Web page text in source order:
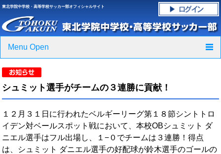
東北学院中学校・高等学校サッカー部オフィシャルサイト
Menu Open
ニュース
クラブ紹介・進路実績
スケジュール
シュミット選手がチームの３連勝に貢献！
１２月３１日に行われたベルギーリーグ第１８節シントトロ
イデン対ベールスポット戦において、本校OBシュミット ダ
ニエル選手はフル出場し、１−０でチームは３連勝！得点
は、シュミット ダニエル選手の好配球が鈴木選手のゴールの